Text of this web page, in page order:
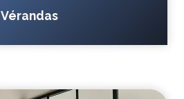
Vérandas